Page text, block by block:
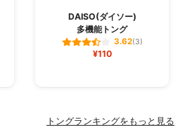
DAISO(ダイソー)
多機能トング
3.62(3)
¥110
トングランキングをもっと見る